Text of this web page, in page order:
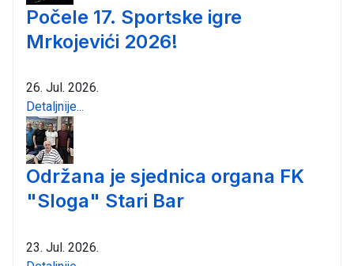
Počele 17. Sportske igre
Mrkojevići 2026!
26. Jul. 2026.
Detaljnije...
Održana je sjednica organa FK
"Sloga" Stari Bar
23. Jul. 2026.